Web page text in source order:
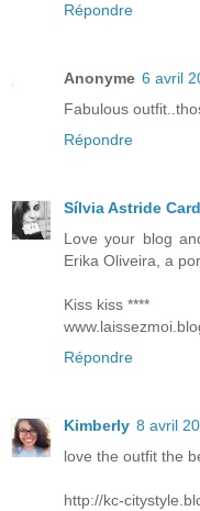
Répondre
Anonyme 6 avril
Fabulous
Répondre
Sílvia Astride
Love your blog
Erika Oliveira, a
Kiss kiss ****
Répondre
Kimberly 8 avril
love the outfit the
http://kc-